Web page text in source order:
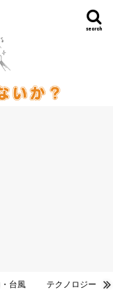
search
台風 テクノロジー